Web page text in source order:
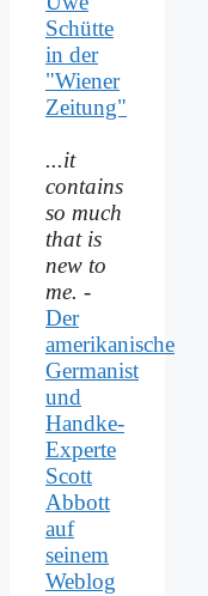
Schütte
in der
"Wiener
Zeitung"
...it
contains
so much
that is
new to
me. -
Der
amerikanische
Germanist
und
Handke-
Experte
Scott
Abbott
auf
seinem
Weblog